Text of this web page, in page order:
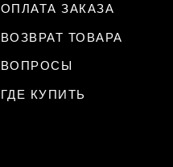
ОПЛАТА ЗАКАЗА
ВОЗВРАТ ТОВАРА
ВОПРОСЫ
ГДЕ КУПИТЬ